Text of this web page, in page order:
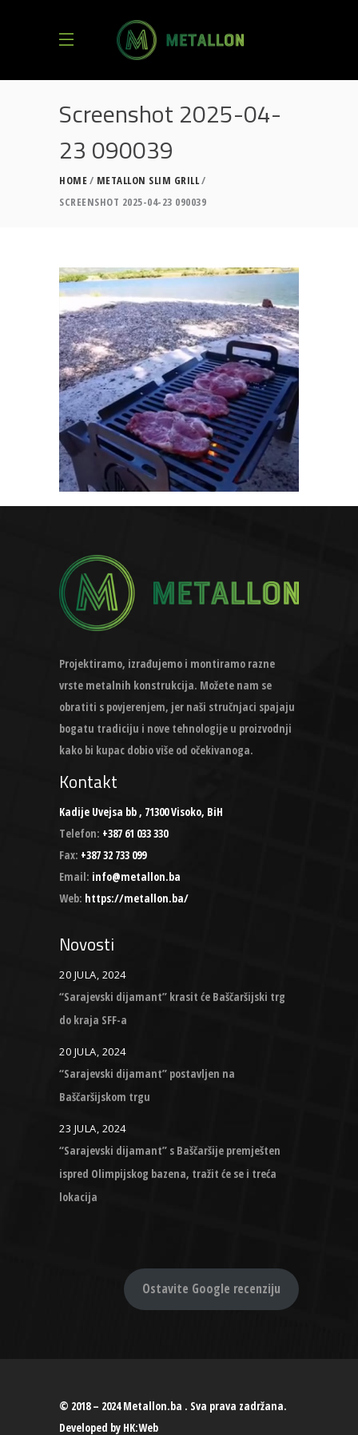
Screenshot 2025-04-
23 090039
HOME
METALLON SLIM GRILL
SCREENSHOT 2025-04-23 090039
Projektiramo, izrađujemo i montiramo razne
vrste metalnih konstrukcija. Možete nam se
obratiti s povjerenjem, jer naši stručnjaci spajaju
bogatu tradiciju i nove tehnologije u proizvodnji
kako bi kupac dobio više od očekivanoga.
Kontakt
Kadije Uvejsa bb , 71300 Visoko, BiH
Telefon: +387 61 033 330
Fax: +387 32 733 099
Email: info@metallon.ba
Web: https://metallon.ba/
Novosti
20 JULA, 2024
“Sarajevski dijamant” krasit će Baščaršijski trg
do kraja SFF-a
20 JULA, 2024
“Sarajevski dijamant” postavljen na
Baščaršijskom trgu
23 JULA, 2024
“Sarajevski dijamant” s Baščaršije premješten
ispred Olimpijskog bazena, tražit će se i treća
lokacija
Ostavite Google recenziju
© 2018 – 2024 Metallon.ba . Sva prava zadržana.
Developed by HK:Web